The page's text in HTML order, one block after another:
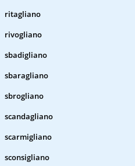
ritagliano
rivogliano
sbadigliano
sbaragliano
sbrogliano
scandagliano
scarmigliano
sconsigliano